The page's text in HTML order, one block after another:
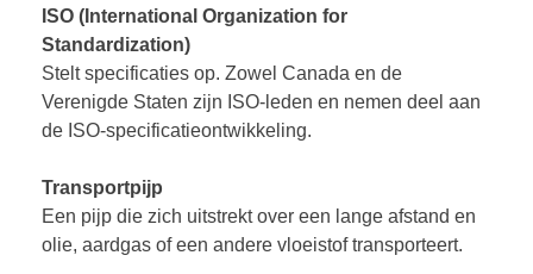
ISO (International Organization for
Standardization)
Stelt specificaties op. Zowel Canada en de
Verenigde Staten zijn ISO-leden en nemen deel aan
de ISO-specificatieontwikkeling.
Transportpijp
Een pijp die zich uitstrekt over een lange afstand en
olie, aardgas of een andere vloeistof transporteert.